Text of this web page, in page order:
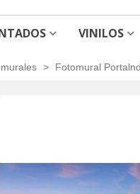
VINILOS
> Fotomural